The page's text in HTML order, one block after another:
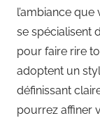
l’ambiance
se spécialisent
pour faire rire
adoptent un
définissant
pourrez affiner